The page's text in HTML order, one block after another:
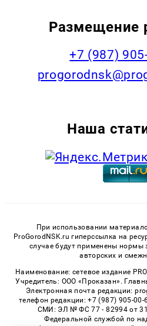
Размещение
+7 (987)
Наша
При использовании
ProGorodNSK.ru гиперссылка на
случае будут применены нормы
авторских и
Наименование: сетевое издание
Учредитель: ООО «Проказан».
Электронная почта редакции:
телефон редакции: +7 (987) 905-
СМИ: ЭЛ № ФС 77 - 82994 от
Федеральной службой по